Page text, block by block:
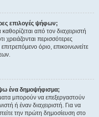
επιλογές ψήφων;
από τον διαχειριστή
χρειάζονται περισσότερες
όριο, επικοινωνείτε
ένα δημοψήφισμα;
μπορούν να επεξεργαστούν
ή έναν διαχειριστή. Για να
την πρώτη δημοσίευση στο